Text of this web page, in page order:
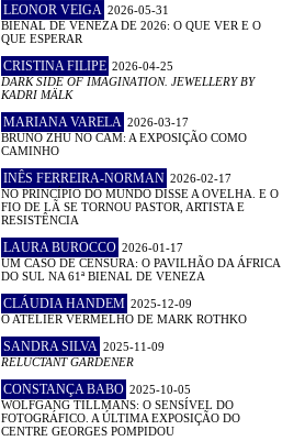
LEONOR VEIGA 2026-05-31
BIENAL DE VENEZA DE 2026: O QUE VER E O
QUE ESPERAR
CRISTINA FILIPE 2026-04-25
DARK SIDE OF IMAGINATION. JEWELLERY BY
KADRI MÄLK
MARIANA VARELA 2026-03-17
BRUNO ZHU NO CAM: A EXPOSIÇÃO COMO
CAMINHO
INÊS FERREIRA-NORMAN 2026-02-17
NO PRINCÍPIO DO MUNDO DISSE A OVELHA. E O
FIO DE LÃ SE TORNOU PASTOR, ARTISTA E
RESISTÊNCIA
LAURA BUROCCO 2026-01-17
UM CASO DE CENSURA: O PAVILHÃO DA ÁFRICA
DO SUL NA 61ª BIENAL DE VENEZA
CLÁUDIA HANDEM 2025-12-09
O ATELIER VERMELHO DE MARK ROTHKO
SANDRA SILVA 2025-11-09
RELUCTANT GARDENER
CONSTANÇA BABO 2025-10-05
WOLFGANG TILLMANS: O SENSÍVEL DO
FOTOGRÁFICO. A ÚLTIMA EXPOSIÇÃO DO
CENTRE GEORGES POMPIDOU